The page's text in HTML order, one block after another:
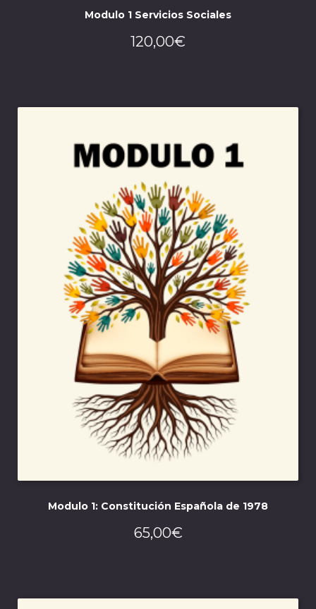
Modulo 1 Servicios Sociales
120,00€
Modulo 1: Constitución Española de 1978
65,00€